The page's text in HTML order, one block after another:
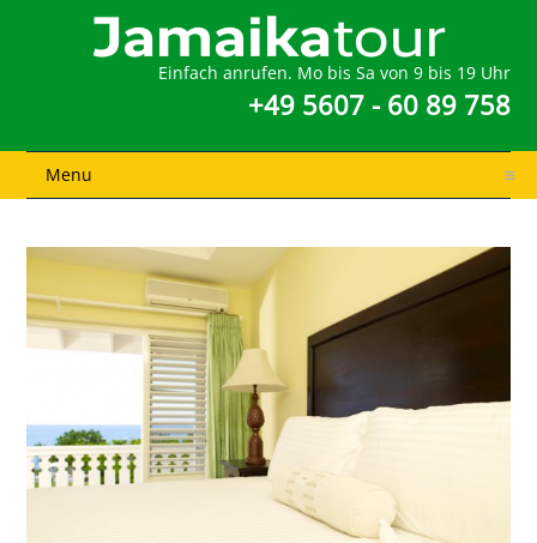
Einfach anrufen. Mo bis Sa von 9 bis 19 Uhr
+49 5607 - 60 89 758
Menu